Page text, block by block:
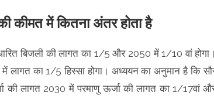
कीमत में कितना अंतर होता है
बिजली की लागत का 1/5 और 2050 में 1/10 वां
का 1/5 हिस्सा होगा। अध्ययन का अनुमान है कि
की लागत 2030 में परमाणु ऊर्जा की लागत का 1/17वां